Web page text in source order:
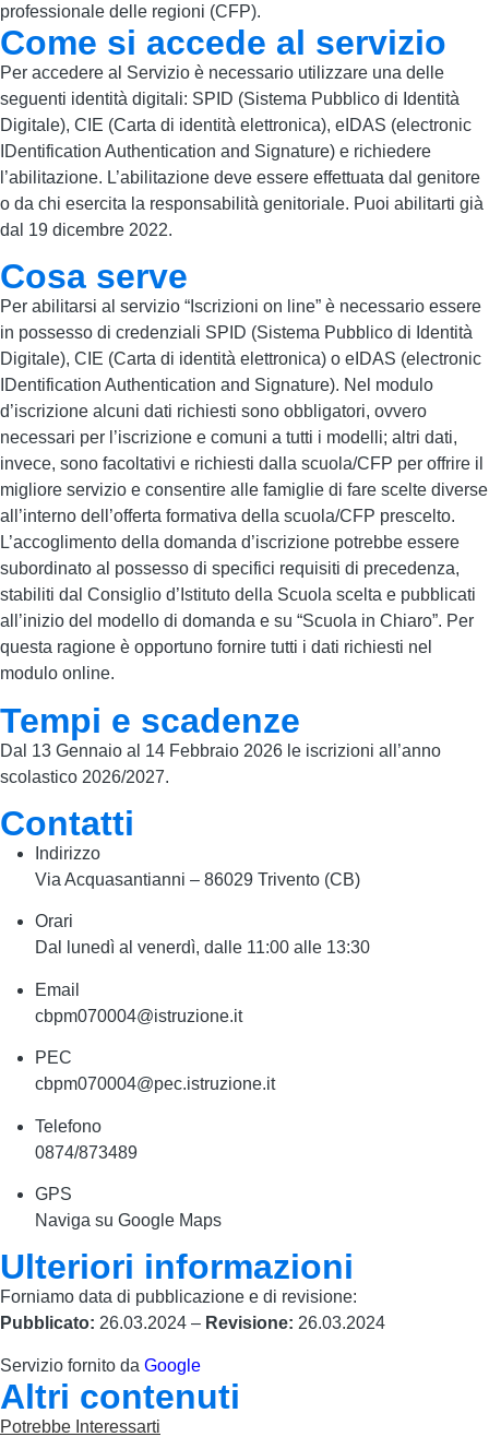
professionale delle regioni (CFP).
Come si accede al servizio
Per accedere al Servizio è necessario utilizzare una delle
seguenti identità digitali: SPID (Sistema Pubblico di Identità
Digitale), CIE (Carta di identità elettronica), eIDAS (electronic
IDentification Authentication and Signature) e richiedere
l’abilitazione. L’abilitazione deve essere effettuata dal genitore
o da chi esercita la responsabilità genitoriale. Puoi abilitarti già
dal 19 dicembre 2022.
Cosa serve
Per abilitarsi al servizio “Iscrizioni on line” è necessario essere
in possesso di credenziali SPID (Sistema Pubblico di Identità
Digitale), CIE (Carta di identità elettronica) o eIDAS (electronic
IDentification Authentication and Signature). Nel modulo
d’iscrizione alcuni dati richiesti sono obbligatori, ovvero
necessari per l’iscrizione e comuni a tutti i modelli; altri dati,
invece, sono facoltativi e richiesti dalla scuola/CFP per offrire il
migliore servizio e consentire alle famiglie di fare scelte diverse
all’interno dell’offerta formativa della scuola/CFP prescelto.
L’accoglimento della domanda d’iscrizione potrebbe essere
subordinato al possesso di specifici requisiti di precedenza,
stabiliti dal Consiglio d’Istituto della Scuola scelta e pubblicati
all’inizio del modello di domanda e su “Scuola in Chiaro”. Per
questa ragione è opportuno fornire tutti i dati richiesti nel
modulo online.
Tempi e scadenze
Dal 13 Gennaio al 14 Febbraio 2026 le iscrizioni all’anno
scolastico 2026/2027.
Contatti
Indirizzo
Via Acquasantianni – 86029 Trivento (CB)
Orari
Dal lunedì al venerdì, dalle 11:00 alle 13:30
Email
cbpm070004@istruzione.it
PEC
cbpm070004@pec.istruzione.it
Telefono
0874/873489
GPS
Naviga su Google Maps
Ulteriori informazioni
Forniamo data di pubblicazione e di revisione:
Pubblicato: 26.03.2024 – Revisione: 26.03.2024
Servizio fornito da Google
Altri contenuti
Potrebbe Interessarti